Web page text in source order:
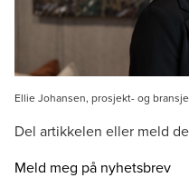
Ellie Johansen, prosjekt- og
Del artikkelen eller meld
Meld meg på nyhetsbrev